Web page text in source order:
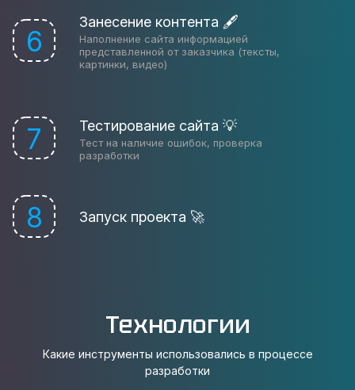
6
Занесение контента 🖋
Наполнение сайта информацией
представленной от заказчика (тексты,
картинки, видео)
7 Тестирование сайта 💡
Тест на наличие ошибок, проверка
разработки
8 Запуск проекта 🚀
Технологии
Какие инструменты использовались в процессе
разработки